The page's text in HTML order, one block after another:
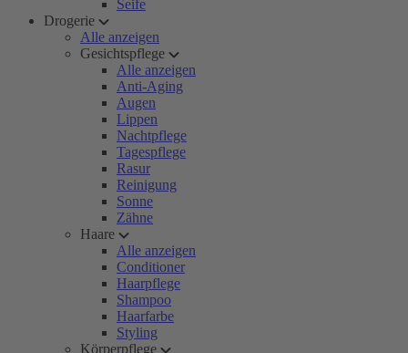
Seife
Drogerie
Alle anzeigen
Gesichtspflege
Alle anzeigen
Anti-Aging
Augen
Lippen
Nachtpflege
Tagespflege
Rasur
Reinigung
Sonne
Zähne
Haare
Alle anzeigen
Conditioner
Haarpflege
Shampoo
Haarfarbe
Styling
Körperpflege